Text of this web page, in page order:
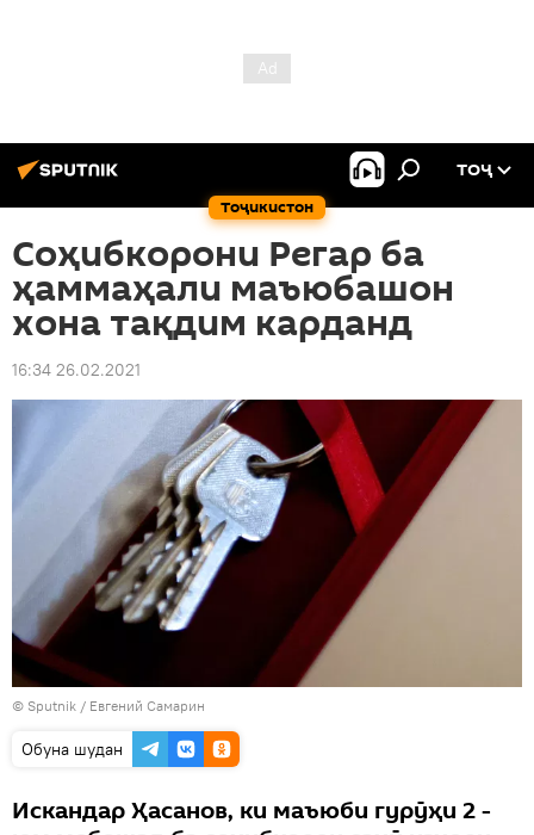
Тоҷикистон
ТОҶ
Соҳибкорони Регар ба
ҳаммаҳали маъюбашон
хона тақдим карданд
16:34 26.02.2021
© Sputnik / Евгений Самарин
Обуна шудан
Искандар Ҳасанов, ки маъюби гурӯҳи 2 -